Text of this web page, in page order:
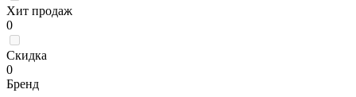
Хит продаж
0
Скидка
0
Бренд